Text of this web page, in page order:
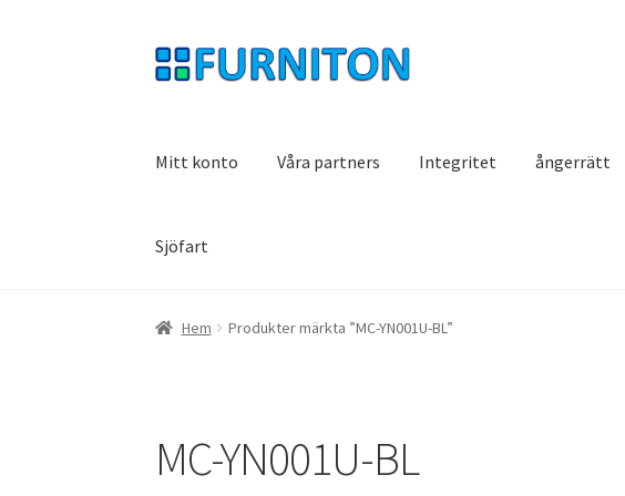
Hoppa
till
Hoppa
till
Mitt konto Våra partners Integritet ångerrätt
Sjöfart
Hem Produkter märkta ”MC-YN001U-BL”
MC-YN001U-BL